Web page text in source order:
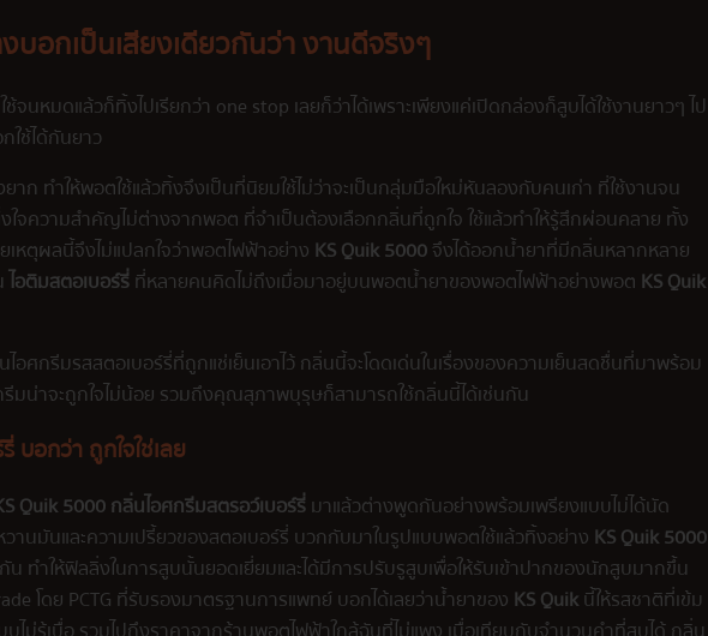
บอกเป็นเสียงเดียวกันว่า งานดีจริงๆ
นหมดแล้วก็ทิ้งไปเรียกว่า one stop เลยก็ว่าได้เพราะเพียงแค่เปิดกล่องก็สูบได้ใช้งานยาวๆ ไป
ช้ได้กันยาว
ก ทำให้พอตใช้แล้วทิ้งจึงเป็นที่นิยมใช้ไม่ว่าจะเป็นกลุ่มมือใหม่หันลองกับคนเก่า ที่ใช้งานจน
จความสำคัญไม่ต่างจากพอต ที่จำเป็นต้องเลือกกลิ่นที่ถูกใจ ใช้แล้วทำให้รู้สึกผ่อนคลาย ทั้ง
หตุผลนี้จึงไม่แปลกใจว่าพอตไฟฟ้าอย่าง KS Quik 5000จึงได้ออกน้ำยาที่มีกลิ่นหลากหลาย
ไอติมสตอเบอร์รี่ที่หลายคนคิดไม่ถึงเมื่อมาอยู่บนพอตน้ำยาของพอตไฟฟ้าอย่างพอต KS Quik
อศกรีมรสสตอเบอร์รี่ที่ถูกแช่เย็นเอาไว้ กลิ่นนี้จะโดดเด่นในเรื่องของความเย็นสดชื่นที่มาพร้อม
มน่าจะถูกใจไม่น้อย รวมถึงคุณสุภาพบุรุษก็สามารถใช้กลิ่นนี้ได้เช่นกัน
บอกว่า ถูกใจใช่เลย
Quik 5000 กลิ่นไอศกรีมสตรอว์เบอร์รี่มาแล้วต่างพูดกันอย่างพร้อมเพรียงแบบไม่ได้นัด
มันและความเปรี้ยวของสตอเบอร์รี่ บวกกับมาในรูปแบบพอตใช้แล้วทิ้งอย่าง KS Quik 5000
ำให้ฟิลลิ่งในการสูบนั้นยอดเยี่ยมและได้มีการปรับรูสูบเพื่อให้รับเข้าปากของนักสูบมากขึ้น
โดย PCTG ที่รับรองมาตรฐานการแพทย์ บอกได้เลยว่าน้ำยาของ KS Quikนี้ให้รสชาติที่เข้ม